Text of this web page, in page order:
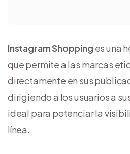
Instagram Shopping es una
que permite a las marcas
directamente en sus
dirigiendo a los usuarios a
ideal para potenciar la
línea.